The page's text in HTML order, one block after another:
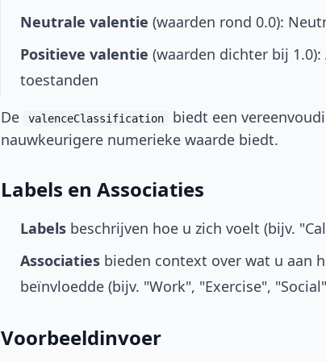
Neutrale valentie (waarden rond 0.0):
Positieve valentie (waarden dichter bij
toestanden
De
valenceClassification biedt een
nauwkeurigere numerieke waarde biedt.
Labels en Associaties
Labels beschrijven hoe u zich voelt (bijv.
Associaties bieden context over wat u aan
beïnvloedde (bijv. "Work", "Exercise",
Voorbeeldinvoer